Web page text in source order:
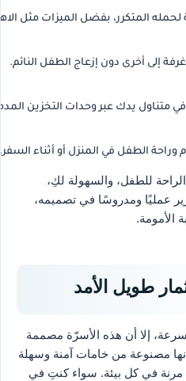
المتكرر، بفضل الميزات مثل
إلى أخرى دون إزعاج الطفل النائم.
متناول يدك عبر وحدات التخزين
وراحة الطفل في المنزل أو أثناء السفر.
للطفل، والسهولة لكِ،
عمليًا ومدروسًا في تصميمه،
الأمومة.
طويل الأمد
إلا أن هذه الأسرّة مصممة
مصنوعة من خامات آمنة وسهلة
مرنة في كل بيئة. سواء كنتِ في